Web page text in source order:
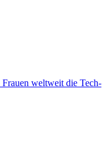
weltweit die Tech-